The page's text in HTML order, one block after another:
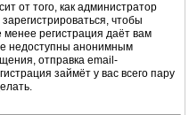
от того, как администратор
чтобы
регистрация даёт вам
недоступны анонимным
отправка email-
займёт у вас всего пару